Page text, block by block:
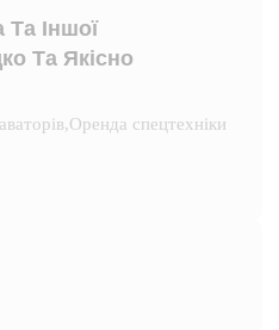
Та Іншої
Та Якісно
,Оренда спецтехніки